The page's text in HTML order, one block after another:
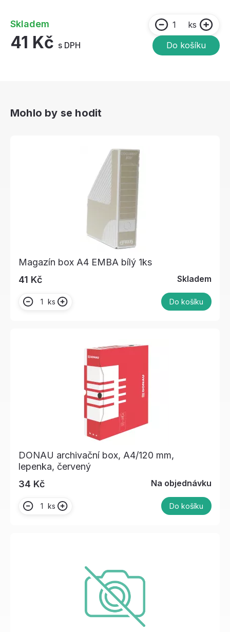
Skladem
41 Kč s DPH
ks
Do košíku
Mohlo by se hodit
Magazín box A4 EMBA bílý 1ks
41 Kč
Skladem
ks Do košíku
DONAU archivační box, A4/120 mm,
lepenka, červený
34 Kč
Na objednávku
ks Do košíku